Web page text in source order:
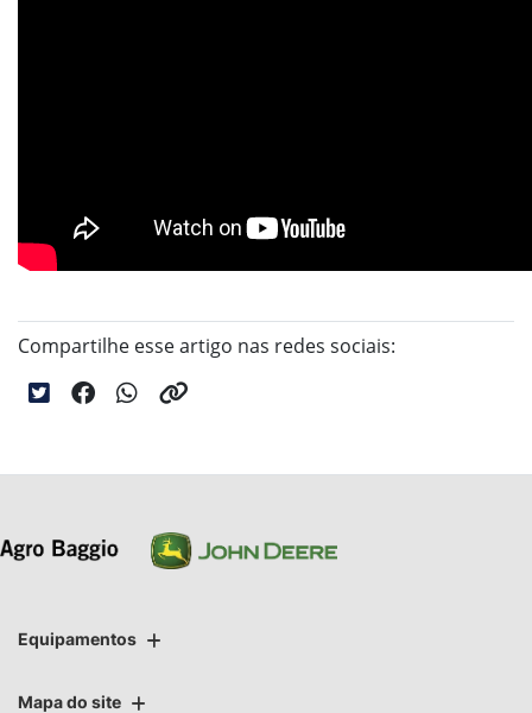
Compartilhe esse artigo nas redes sociais:
Equipamentos
Mapa do site